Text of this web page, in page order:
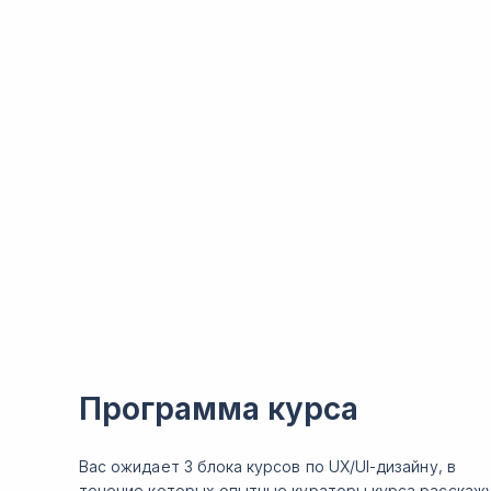
Программа курса
Вас ожидает 3 блока курсов по UX/UI-дизайну, в